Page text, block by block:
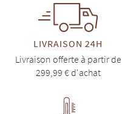
LIVRAISON 24H
Livraison offerte à partir de
299,99 € d'achat